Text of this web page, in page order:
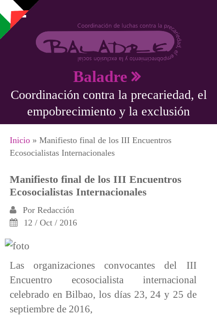
Pasar al contenido principal
Baladre
Coordinación contra la precariedad, el
empobrecimiento y la exclusión
Se encuentra usted aquí
Inicio » Manifiesto final de los III Encuentros
Ecosocialistas Internacionales
Manifiesto final de los III Encuentros
Ecosocialistas Internacionales
Por Redacción
12 / Oct / 2016
Las organizaciones convocantes del III
Encuentro ecosocialista internacional
celebrado en Bilbao, los días 23, 24 y 25 de
septiembre de 2016,